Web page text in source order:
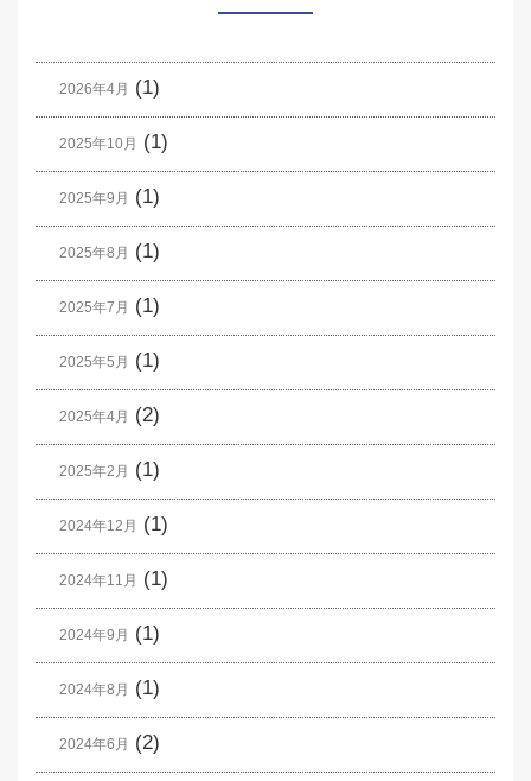
2026年4月 (1)
2025年10月 (1)
2025年9月 (1)
2025年8月 (1)
2025年7月 (1)
2025年5月 (1)
2025年4月 (2)
2025年2月 (1)
2024年12月 (1)
2024年11月 (1)
2024年9月 (1)
2024年8月 (1)
2024年6月 (2)